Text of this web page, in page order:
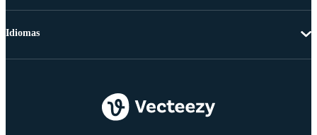
Idiomas